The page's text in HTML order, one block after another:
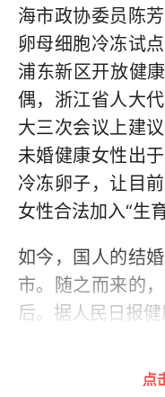
海市政协委员陈
卵母细胞冷冻试
浦东新区开放健
偶，浙江省人大
大三次会议上建
未婚健康女性出
冷冻卵子，让目
女性合法加入“生
如今，国人的结
市。随之而来的
后。据人民日报
六次人口普查数
龄已达29.13岁点